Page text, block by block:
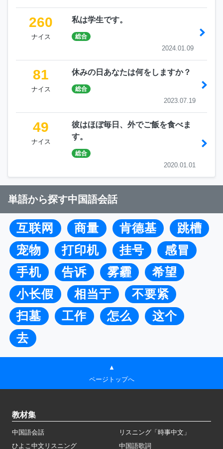
260
ナイス
私は学生です。
総合
2024.01.09
81
ナイス
休みの日あなたは何をしますか？
総合
2023.07.19
49
ナイス
彼はほぼ毎日、外でご飯を食べま
す。
総合
2020.01.01
単語から探す中国語会話
互联网 商量 肯德基
跳槽
宠物
打印机 挂号
感冒
手机
告诉 雾霾
希望
小长假
相当于
不要紧
扫墓
工作 怎么
这个
去
▲
ページトップへ
教材集
中国語会話
リスニング「時事中文」
ひよこ中文リスニング
中国語歌詞